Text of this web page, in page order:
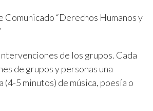
Comunicado “Derechos Humanos y
de los grupos. Cada
de grupos y personas una
5 minutos) de música, poesía o